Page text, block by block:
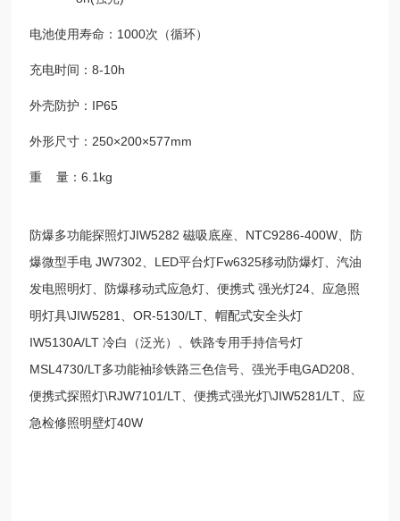
电池使用寿命：1000次（循环）
充电时间：8-10h
外壳防护：IP65
外形尺寸：250×200×577mm
重 量：6.1kg
防爆多功能探照灯JIW5282 磁吸底座、NTC9286-400W、防
爆微型手电 JW7302、LED平台灯Fw6325移动防爆灯、汽油
发电照明灯、防爆移动式应急灯、便携式 强光灯24、应急照
明灯具\JIW5281、OR-5130/LT、帽配式安全头灯
IW5130A/LT 冷白（泛光）、铁路专用手持信号灯
MSL4730/LT多功能袖珍铁路三色信号、强光手电GAD208、
便携式探照灯\RJW7101/LT、便携式强光灯\JIW5281/LT、应
急检修照明壁灯40W